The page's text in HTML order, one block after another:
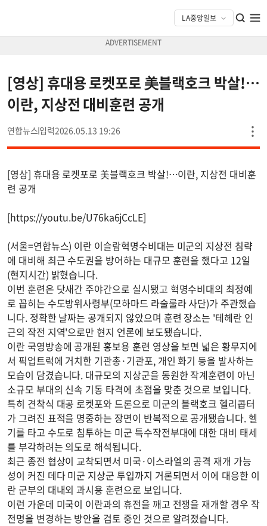
[영상] 휴대용 로켓포로 美블랙호크 박살!…
이란, 지상전 대비훈련 공개
연합뉴스 2026.05.13 19:26
[영상] 휴대용 로켓포로 美블랙호크 박살!…이란, 지상전 대비훈
련 공개
[https://youtu.be/U76ka6jCcLE]
(서울=연합뉴스) 이란 이슬람혁명수비대는 미군의 지상전 침략
에 대비해 최근 수도권을 방어하는 대규모 훈련을 했다고 12일
(현지시간) 밝혔습니다.
이번 훈련은 닷새간 주야간으로 실시됐고 혁명수비대의 최정예
로 꼽히는 수도방위사령부(모하마드 라술룰라 사단)가 주관했습
니다. 정확한 날짜는 공개되지 않았으며 훈련 장소는 '테헤란 인
근의 작전 지역'으로만 현지 언론에 보도됐습니다.
이란 국영방송에 공개된 홍보용 훈련 영상을 보면 넓은 황무지에
서 픽업트럭에 거치한 기관총·기관포, 개인 화기 등을 발사하는
모습이 담겼습니다. 대규모의 지상군을 동원한 작계훈련이 아닌
소규모 부대의 신속 기동 타격에 초점을 맞춘 것으로 보입니다.
특히 견착식 대공 로켓포와 드론으로 미군의 블랙호크 헬리콥터
가 그려진 표적을 명중하는 장면이 반복적으로 공개됐습니다. 헬
기를 타고 수도로 침투하는 미군 특수작전부대에 대한 대비 태세
를 부각하려는 의도로 해석됩니다.
최근 종전 협상이 교착되면서 미국·이스라엘의 공격 재개 가능
성이 커진 데다 미군 지상군 투입까지 거론되면서 이에 대응한 이
란 군부의 대내외 과시용 훈련으로 보입니다.
이런 가운데 미국이 이란과의 휴전을 깨고 전쟁을 재개할 경우 작
전명을 변경하는 방안을 검토 중인 것으로 알려졌습니다.